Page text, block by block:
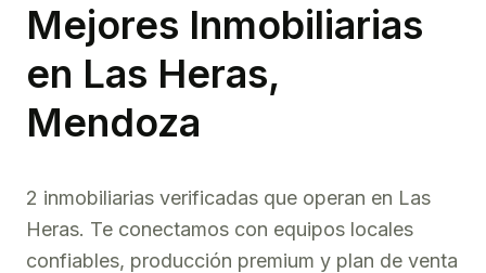
Mejores Inmobiliarias
en Las Heras,
Mendoza
2 inmobiliarias verificadas que operan en Las
Heras. Te conectamos con equipos locales
confiables, producción premium y plan de venta